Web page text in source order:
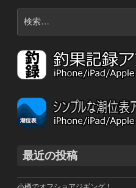
ン
索:
最近の投稿